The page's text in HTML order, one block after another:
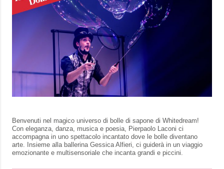
Benvenuti nel magico universo di bolle di sapone di Whitedream!
Con eleganza, danza, musica e poesia, Pierpaolo Laconi ci
accompagna in uno spettacolo incantato dove le bolle diventano
arte. Insieme alla ballerina Gessica Alfieri, ci guiderà in un viaggio
emozionante e multisensoriale che incanta grandi e piccini.